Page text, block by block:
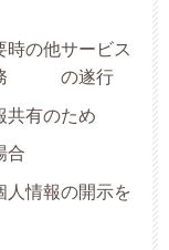
の他サービス
業務 の遂行
共有のため
合
情報の開示を